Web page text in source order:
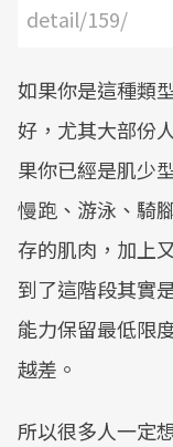
detail/159/
如果你是這種類
好，尤其大部份
果你已經是肌少
慢跑、游泳、騎
存的肌肉，加上
到了這階段其實
能力保留最低限
越差。
所以很多人一定